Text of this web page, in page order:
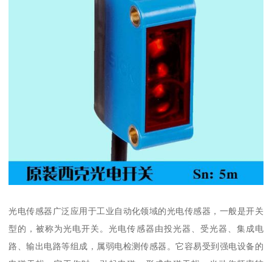
光电传感器广泛应用于工业自动化领域的光电传感器，一般是开关
型的，被称为光电开关。光电传感器由投光器、受光器、集成电
路、输出电路等组成，属弱电检测传感器。它容易受到强电设备的